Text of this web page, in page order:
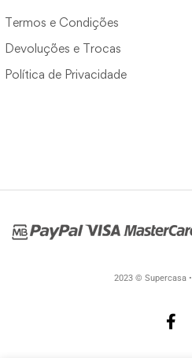
Termos e Condições
Devoluções e Trocas
Política de Privacidade
2023 © Supercasa •